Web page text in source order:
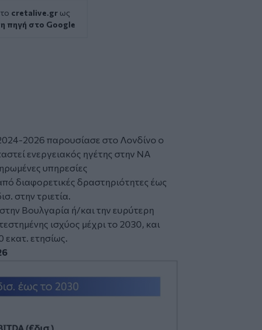
cretalive.gr ως
πηγή στο Google
2026 παρουσίασε στο Λονδίνο ο
ενεργειακός ηγέτης στην ΝΑ
υπηρεσίες
διαφορετικές δραστηριότητες έως
στην τριετία.
Βουλγαρία ή/και την ευρύτερη
ισχύος μέχρι το 2030, και
εκατ. ετησίως.